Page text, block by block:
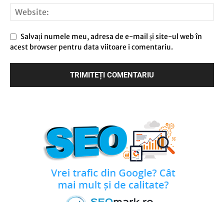
Salvați numele meu, adresa de e-mail și site-ul web în
acest browser pentru data viitoare i comentariu.